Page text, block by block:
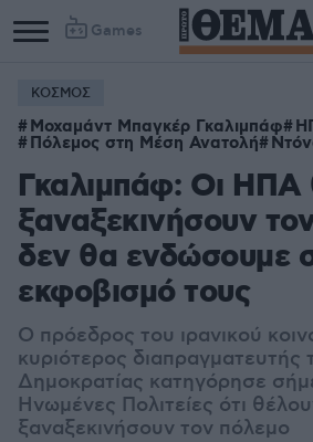
Games
ΚΟΣΜΟΣ
Μοχαμάντ Μπαγκέρ Γκαλιμπάφ
Πόλεμος στη Μέση Ανατολή
Γκαλιμπάφ: Οι ΗΠΑ
ξαναξεκινήσουν
δεν θα ενδώσουμε
εκφοβισμό τους
Ο πρόεδρος του ιρανικού
κυριότερος διαπραγματευτής
Δημοκρατίας κατηγόρησε
Ηνωμένες Πολιτείες ότι
ξαναξεκινήσουν τον πόλεμο